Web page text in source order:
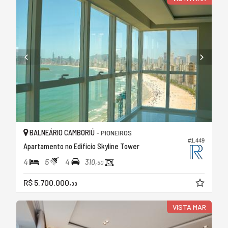
#1.449
BALNEÁRIO CAMBORIÚ - PIONEIROS
Apartamento no Edifício Skyline Tower
4 5 4 310,50
R$ 5.700.000,00
VISTA MAR